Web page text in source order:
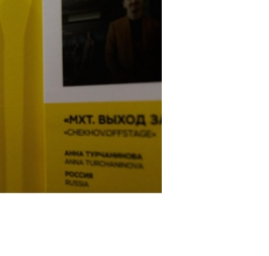
В шорт-лист «ЛАМПЫ»
мира.На фестивале,
октября, ожидаются